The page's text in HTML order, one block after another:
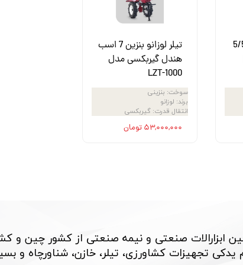
| دیزل | 5/5
تیلر لوزانو بنزین 7 اسب
هندل گیربکسی مدل
LZT-1000
سوخت: بنزینی
برند: لوزانو
انتقال قدرت:گیربکسی
۵۳,۰۰۰,۰۰۰ تومان
ابزارالات صنعتی و نیمه صنعتی از کشور چین و
یدکی تجهیزات کشاورزی، تیلر، خازن، شناورچاه و